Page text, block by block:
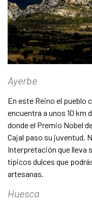
Ayerbe
En este Reino el pueblo
encuentra a unos 10 km
donde el Premio Nobel
Cajal paso su juventud.
Interpretación que lleva
típicos dulces que
artesanas.
Huesca